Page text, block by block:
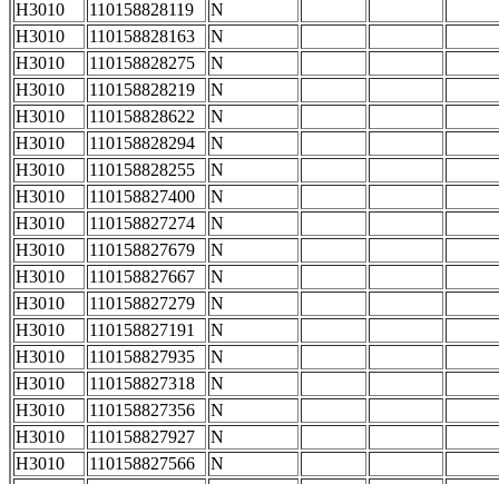
H3010
110158828119
N
H3010
110158828163
N
H3010
110158828275
N
H3010
110158828219
N
H3010
110158828622
N
H3010
110158828294
N
H3010
110158828255
N
H3010
110158827400
N
H3010
110158827274
N
H3010
110158827679
N
H3010
110158827667
N
H3010
110158827279
N
H3010
110158827191
N
H3010
110158827935
N
H3010
110158827318
N
H3010
110158827356
N
H3010
110158827927
N
H3010
110158827566
N